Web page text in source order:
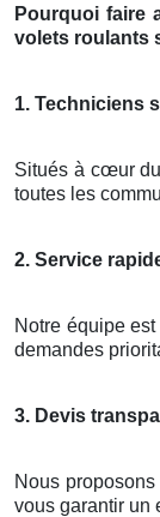
Pourquoi faire
volets roulants
1. Techniciens
Situés à cœur
toutes les
2. Service
Notre équipe
demandes
3. Devis
Nous
vous garantir un